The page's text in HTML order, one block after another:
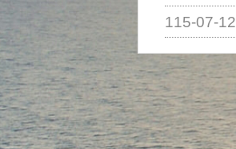
115-07-12